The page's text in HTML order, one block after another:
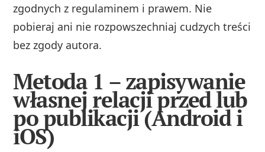
zgodnych z regulaminem i prawem. Nie
pobieraj ani nie rozpowszechniaj cudzych treści
bez zgody autora.
Metoda 1 – zapisywanie
własnej relacji przed lub
po publikacji (Android i
iOS)